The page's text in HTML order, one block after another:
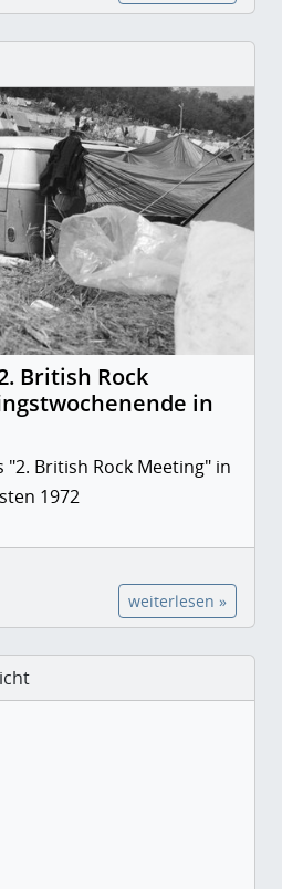
British Rock
in
"2. British Rock Meeting" in
1972
weiterlesen »